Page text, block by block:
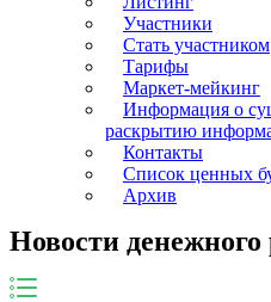
Участники
Стать участником
Тарифы
Маркет-мейкинг
Информация о
раскрытию
Контакты
Список ценных
Архив
Новости